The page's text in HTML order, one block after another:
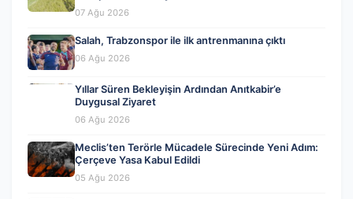
07 Ağu 2026
Salah, Trabzonspor ile ilk antrenmanına çıktı
06 Ağu 2026
Yıllar Süren Bekleyişin Ardından Anıtkabir’e
Duygusal Ziyaret
06 Ağu 2026
Meclis’ten Terörle Mücadele Sürecinde Yeni Adım:
Çerçeve Yasa Kabul Edildi
05 Ağu 2026